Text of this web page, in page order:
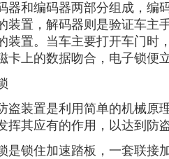
器和编码器两部分组成，编
装置，解码器则是验证车主
装置。当车主要打开车门时
卡上的数据吻合，电子锁便
装置是利用简单的机械原
挥其应有的作用，以达到防
锁住加速踏板，一套联接